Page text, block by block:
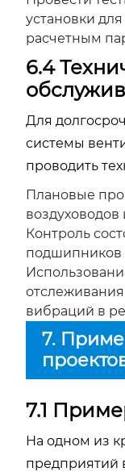
установки
расчетным
6.4
Для
системы
проводить
Плановые
воздуховодов
Контроль
подшипников
вибраций в
7.
7.1
На одном из
предприятий